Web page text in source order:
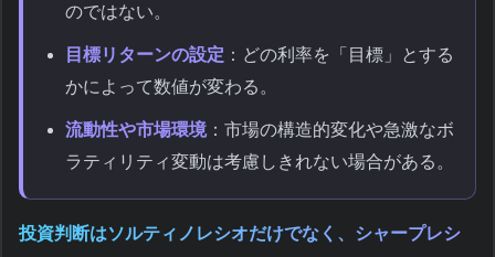
のではない。
目標リターンの設定 ：どの利率を「目標」とする
かによって数値が変わる。
流動性や市場環境：市場の構造的変化や急激なボ
ラティリティ変動は考慮しきれない場合がある。
投資判断はソルティノレシオだけでなく、シャープレシ